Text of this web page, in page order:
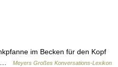
im Becken für den Kopf
…
Meyers Großes Konversations-Lexikon